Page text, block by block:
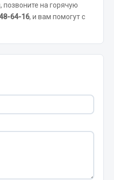
позвоните на горячую
64-16, и вам помогут с